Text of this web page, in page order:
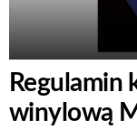
Regulamin
winylową